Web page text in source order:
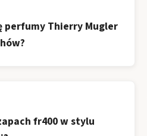
perfumy Thierry Mugler
fr400 w stylu